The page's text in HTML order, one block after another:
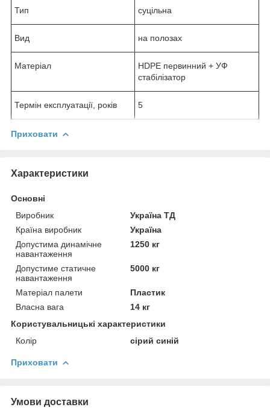
Тип суцільна
Вид на полозах
Матеріал
HDPE первинний + УФ
стабілізатор
Термін експлуатації, років 5
Приховати
Характеристики
Основні
Виробник
Україна ТД
Країна виробник
Україна
Допустима динамічне
навантаження
1250 кг
Допустиме статичне
навантаження
5000 кг
Матеріал палети
Пластик
Власна вага
14 кг
Користувальницькі характеристики
Колір
сірий синій
Приховати
Умови доставки